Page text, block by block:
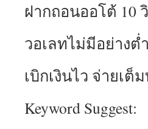
ฝากถอนออโต้ 10 วิ
วอเลทไม่มีอย่างต่ำ
เบิกเงินไว จ่ายเต็
Keyword Suggest: